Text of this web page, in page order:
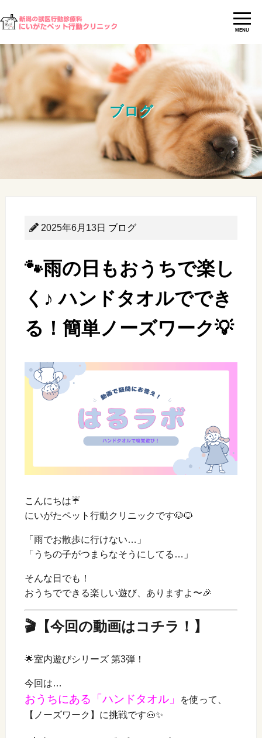
MENU
ブログ
2025年6月13日 ブログ
🐾雨の日もおうちで楽し
く♪ ハンドタオルででき
る！簡単ノーズワーク💡
こんにちは☔
にいがたペット行動クリニックです🐶🐱
「雨でお散歩に行けない…」
「うちの子がつまらなそうにしてる…」
そんな日でも！
おうちでできる楽しい遊び、ありますよ〜🎉
🎬【今回の動画はコチラ！】
🌟室内遊びシリーズ 第3弾！
今回は…
おうちにある「ハンドタオル」
を使って、
【ノーズワーク】に挑戦です🐽✨